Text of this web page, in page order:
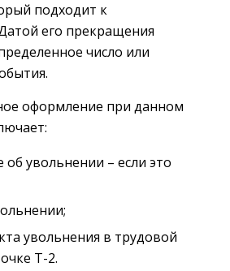
подходит к
его прекращения
число или
оформление при данном
увольнении – если это
увольнения в трудовой
Т-2.